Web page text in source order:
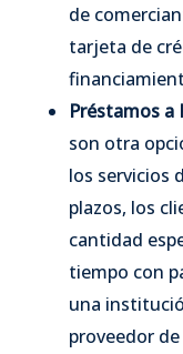
de
tarjeta de
Préstamos a
son otra
los servicios
plazos, los
cantidad
tiempo con
una
proveedor